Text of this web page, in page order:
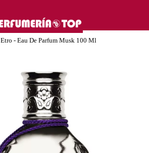
Etro - Eau De Parfum Musk 100 Ml